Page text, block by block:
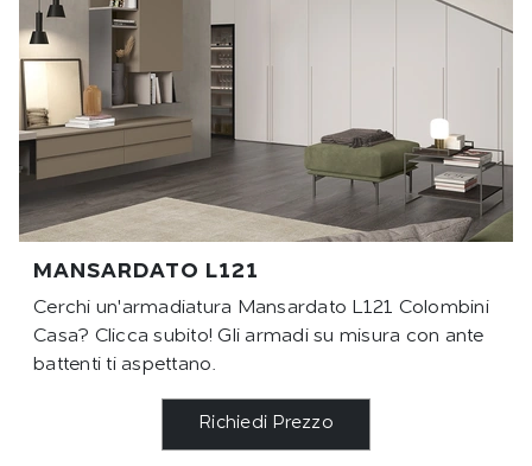
MANSARDATO L121
Cerchi un'armadiatura Mansardato L121 Colombini
Casa? Clicca subito! Gli armadi su misura con ante
battenti ti aspettano.
Richiedi Prezzo